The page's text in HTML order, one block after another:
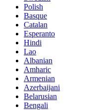
Polish
Basque
Catalan
Esperanto
Hindi
Lao
Albanian
Amharic
Armenian
Azerbaijani
Belarusian
Bengali